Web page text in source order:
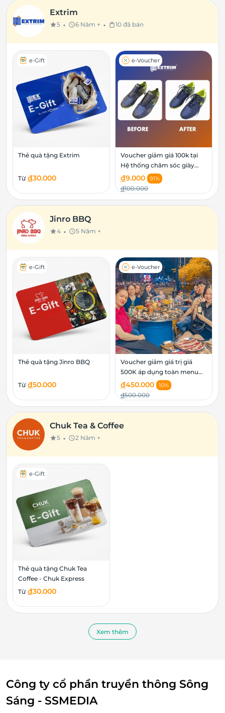
Extrim
star5 • schedule6 Năm + • shopping_bag10 đã bán
e-Gift
Thẻ quà tặng Extrim
Từ đ30.000
Voucher giảm giá 100k tại
Hệ thống chăm sóc giày
Extrim khi sử dụng dịch vụ
hoặc mua sản phẩm
e-Voucher
đ9.000 91%
đ100.000
Jinro BBQ
star4 • schedule5 Năm +
e-Gift
Thẻ quà tặng Jinro BBQ
Từ đ50.000
Voucher giảm giá trị giá
500K áp dụng toàn menu
tại nhà hàng Jinro BBQ
e-Voucher
đ450.000 10%
đ500.000
Chuk Tea & Coffee
star5 • schedule2 Năm +
e-Gift
Thẻ quà tặng Chuk Tea
Coffee - Chuk Express
Từ đ30.000
Xem thêm
Công ty cổ phần truyền thông Sông
Sáng - SSMEDIA